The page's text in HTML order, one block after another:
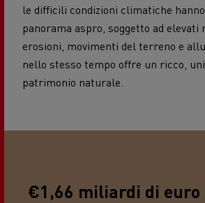
le difficili condizioni climatiche
panorama aspro, soggetto ad elevati
erosioni, movimenti del terreno e
nello stesso tempo offre un ricco,
patrimonio naturale.
€1,66 miliardi di euro